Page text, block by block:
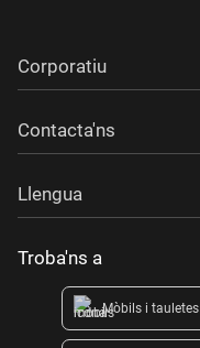
Corporatiu
Contacta'ns
Llengua
Troba'ns a
Mòbils i tauletes